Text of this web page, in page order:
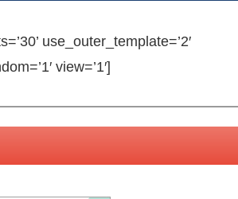
use_outer_template=’2′
view=’1′]